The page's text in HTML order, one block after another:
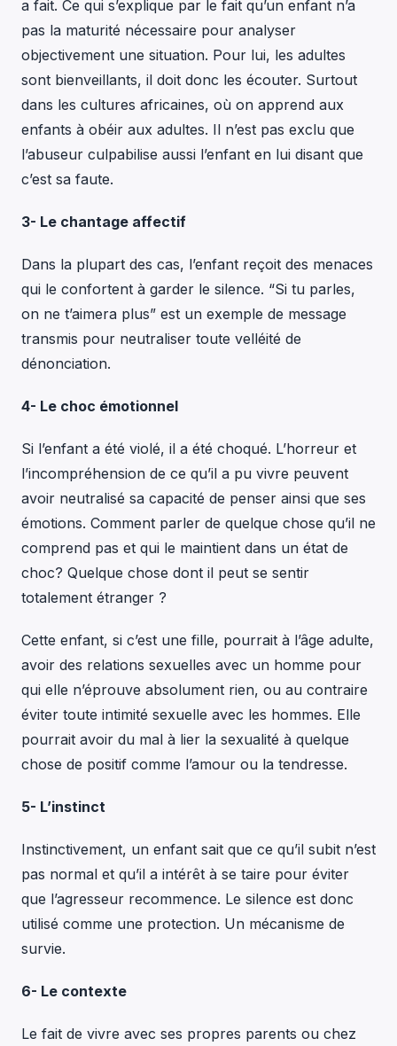
a fait. Ce qui s’explique par le fait qu’un enfant n’a
pas la maturité nécessaire pour analyser
objectivement une situation. Pour lui, les adultes
sont bienveillants, il doit donc les écouter. Surtout
dans les cultures africaines, où on apprend aux
enfants à obéir aux adultes. Il n’est pas exclu que
l’abuseur culpabilise aussi l’enfant en lui disant que
c’est sa faute.
3- Le chantage affectif
Dans la plupart des cas, l’enfant reçoit des menaces
qui le confortent à garder le silence. “Si tu parles,
on ne t’aimera plus” est un exemple de message
transmis pour neutraliser toute velléité de
dénonciation.
4- Le choc émotionnel
Si l’enfant a été violé, il a été choqué. L’horreur et
l’incompréhension de ce qu’il a pu vivre peuvent
avoir neutralisé sa capacité de penser ainsi que ses
émotions. Comment parler de quelque chose qu’il ne
comprend pas et qui le maintient dans un état de
choc? Quelque chose dont il peut se sentir
totalement étranger ?
Cette enfant, si c’est une fille, pourrait à l’âge adulte,
avoir des relations sexuelles avec un homme pour
qui elle n’éprouve absolument rien, ou au contraire
éviter toute intimité sexuelle avec les hommes. Elle
pourrait avoir du mal à lier la sexualité à quelque
chose de positif comme l’amour ou la tendresse.
5- L’instinct
Instinctivement, un enfant sait que ce qu’il subit n’est
pas normal et qu’il a intérêt à se taire pour éviter
que l’agresseur recommence. Le silence est donc
utilisé comme une protection. Un mécanisme de
survie.
6- Le contexte
Le fait de vivre avec ses propres parents ou chez